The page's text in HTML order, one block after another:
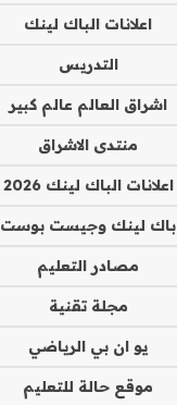
اعلانات الباك لينك
التدريس
اشراق العالم عالم كبير
منتدى الاشراق
اعلانات الباك لينك 2026
باك لينك وجيست بوست
مصادر التعليم
مجلة تقنية
يو ان بي الرياضي
موقع حالة للتعليم